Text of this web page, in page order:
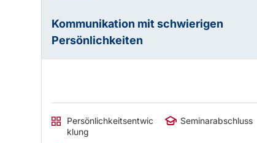
Kommunikation mit schwierigen
Persönlichkeiten
Persönlichkeitsentwic
klung
Seminarabschluss